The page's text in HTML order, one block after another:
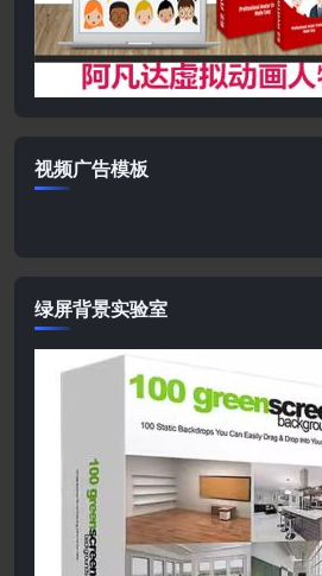
视频广告模板
绿屏背景实验室